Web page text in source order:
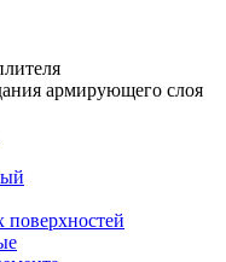
армирующего слоя
поверхностей